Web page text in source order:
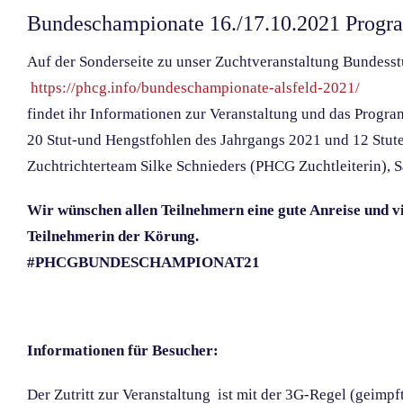
grösseres
Bundeschampionate 16./17.10.2021
Auf der Sonderseite zu unser Zuchtveranstaltung
https://phcg.info/bundeschampionate-alsfeld-2021/
findet ihr Informationen zur Veranstaltung und das
20 Stut-und Hengstfohlen des Jahrgangs 2021 und 12
Zuchtrichterteam Silke Schnieders (PHCG
Wir wünschen allen Teilnehmern eine gute Anreise
Teilnehmerin der Körung.
#PHCGBUNDESCHAMPIONAT21
Informationen für Besucher:
Der Zutritt zur Veranstaltung ist mit der 3G-Regel